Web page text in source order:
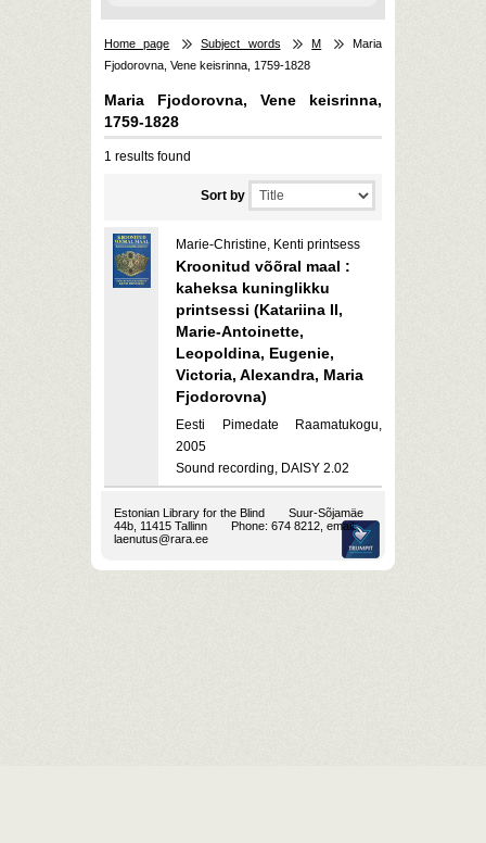
Home page Subject words M
Maria
Fjodorovna, Vene keisrinna, 1759-1828
Maria Fjodorovna, Vene keisrinna,
1759-1828
1 results found
Sort by
Marie-Christine, Kenti printsess
Kroonitud võõral maal :
kaheksa kuninglikku
printsessi (Katariina II,
Marie-Antoinette,
Leopoldina, Eugenie,
Victoria, Alexandra, Maria
Fjodorovna)
Eesti Pimedate Raamatukogu,
2005
Sound recording, DAISY 2.02
Estonian Library for the Blind
Suur-Sõjamäe
44b, 11415 Tallinn
Phone: 674 8212, email:
laenutus@rara.ee